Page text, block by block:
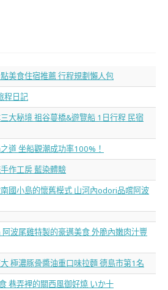
美食住宿推薦 行程規劃懶人包
程日記
大秘境 祖谷蔓橋&遊覽船 1日行程 民宿
道 坐船觀潮成功率100%！
作工房 藍染體驗
南國小島的懷舊模式 山河內odori品嚐阿波
阿波尾雞特製的豪邁美食 外脆內嫩肉汁豐
極濃豚骨醬油重口味拉麵 德島市第1名
巷弄裡的關西風御好燒 いか十